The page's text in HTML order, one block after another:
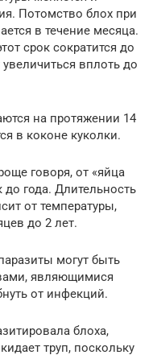
Потомство блох при
в течение месяца.
срок сократится до
вплоть до
на протяжении 14
в коконе куколки.
говоря, от «яйца
до года. Длительность
от температуры,
до 2 лет.
могут быть
являющимися
от инфекций.
блоха,
труп, поскольку